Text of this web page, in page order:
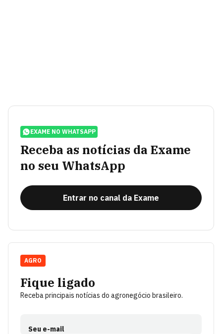
EXAME NO WHATSAPP
Receba as notícias da Exame
no seu WhatsApp
Entrar no canal da Exame
Fique ligado
Receba principais notícias do agronegócio brasileiro.
Seu e-mail
AGRO